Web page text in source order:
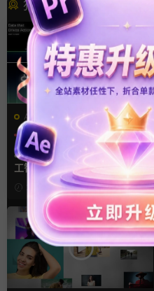
猜你喜欢
AE模板
AI
产品介绍 产品宣传
ae片头模板 36秒科技感AI人
工智能SaaS产品图文数据展示
宣传视频AE模板